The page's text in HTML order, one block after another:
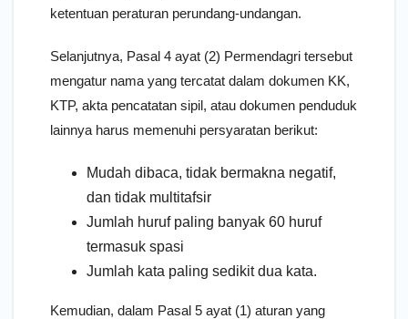
ketentuan peraturan perundang-undangan.
Selanjutnya, Pasal 4 ayat (2) Permendagri tersebut
mengatur nama yang tercatat dalam dokumen KK,
KTP, akta pencatatan sipil, atau dokumen penduduk
lainnya harus memenuhi persyaratan berikut:
Mudah dibaca, tidak bermakna negatif,
dan tidak multitafsir
Jumlah huruf paling banyak 60 huruf
termasuk spasi
Jumlah kata paling sedikit dua kata.
Kemudian, dalam Pasal 5 ayat (1) aturan yang